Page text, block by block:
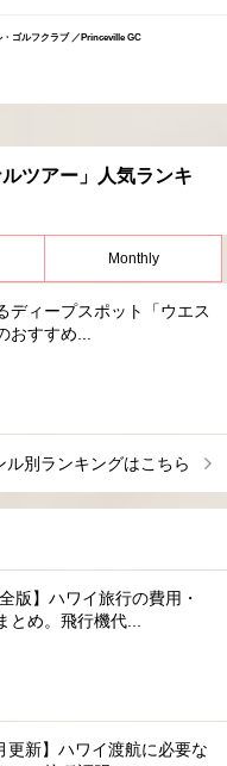
ゴルフクラブ ／Princeville GC
ツアー」人気ランキ
Monthly
ディープスポット「ウエス
おすすめ...
ル別ランキングはこちら
版】ハワイ旅行の費用・
とめ。飛行機代...
更新】ハワイ渡航に必要な